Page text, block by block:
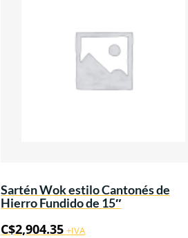
Sartén Wok estilo Cantonés de
Hierro Fundido de 15″
C$2,904.35 +IVA